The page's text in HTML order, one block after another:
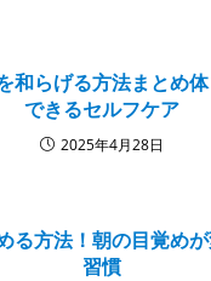
和らげる方法まとめ
できるセルフケア
2025年4月28日
る方法！朝の目覚め
習慣